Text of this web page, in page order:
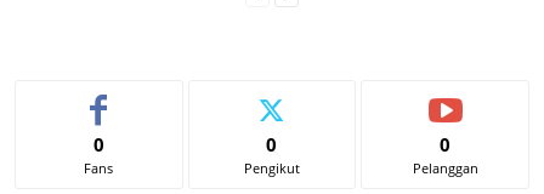
0
Fans
0
Pengikut
0
Pelanggan